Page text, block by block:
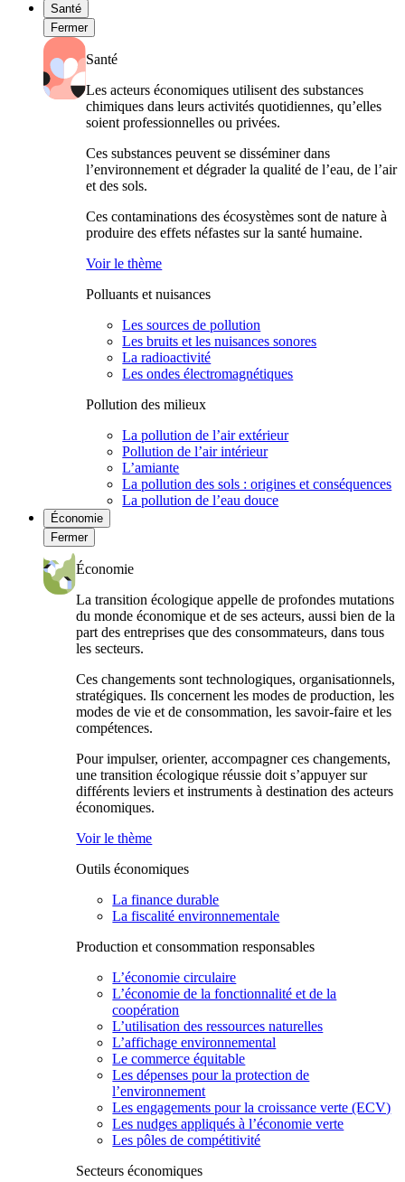
Santé
Fermer
Santé
Les acteurs économiques utilisent des substances
chimiques dans leurs activités quotidiennes, qu’elles
soient professionnelles ou privées.
Ces substances peuvent se disséminer dans
l’environnement et dégrader la qualité de l’eau, de l’air
et des sols.
Ces contaminations des écosystèmes sont de nature à
produire des effets néfastes sur la santé humaine.
Voir le thème
Polluants et nuisances
Les sources de pollution
Les bruits et les nuisances sonores
La radioactivité
Les ondes électromagnétiques
Pollution des milieux
La pollution de l’air extérieur
Pollution de l’air intérieur
L’amiante
La pollution des sols : origines et conséquences
La pollution de l’eau douce
Économie
Fermer
Économie
La transition écologique appelle de profondes mutations
du monde économique et de ses acteurs, aussi bien de la
part des entreprises que des consommateurs, dans tous
les secteurs.
Ces changements sont technologiques, organisationnels,
stratégiques. Ils concernent les modes de production, les
modes de vie et de consommation, les savoir-faire et les
compétences.
Pour impulser, orienter, accompagner ces changements,
une transition écologique réussie doit s’appuyer sur
différents leviers et instruments à destination des acteurs
économiques.
Voir le thème
Outils économiques
La finance durable
La fiscalité environnementale
Production et consommation responsables
L’économie circulaire
L’économie de la fonctionnalité et de la
coopération
L’utilisation des ressources naturelles
L’affichage environnemental
Le commerce équitable
Les dépenses pour la protection de
l’environnement
Les engagements pour la croissance verte (ECV)
Les nudges appliqués à l’économie verte
Les pôles de compétitivité
Secteurs économiques